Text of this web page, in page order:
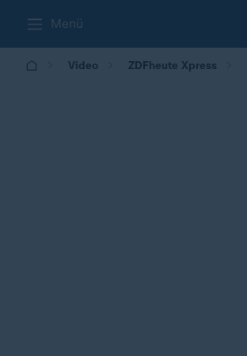
Menü
Video ZDFheute Xpress